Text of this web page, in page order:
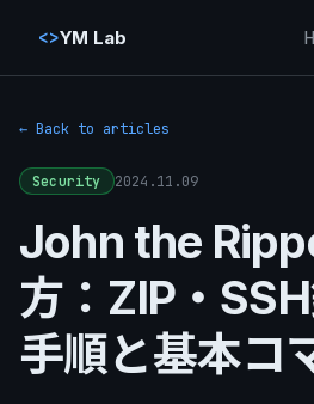
<>YM Lab
← Back to articles
Security 2024.11.09
John the
方：ZIP・
手順と基本コ